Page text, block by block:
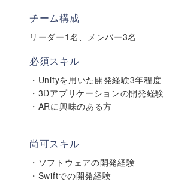
チーム構成
リーダー1名、メンバー3名
必須スキル
・Unityを用いた開発経験3年程度
・3Dアプリケーションの開発経験
・ARに興味のある方
尚可スキル
・ソフトウェアの開発経験
・Swiftでの開発経験